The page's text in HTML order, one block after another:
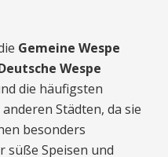
Gemeine Wespe
Wespe
die häufigsten
Städten, da sie
besonders
süße Speisen und